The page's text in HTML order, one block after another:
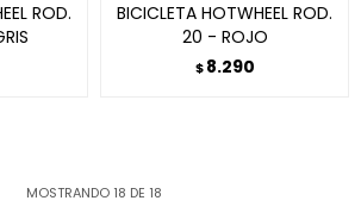
ROD.
BICICLETA HOTWHEEL ROD.
20 - ROJO
$ 8.290
MOSTRANDO 18 DE 18